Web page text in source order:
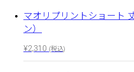
マオリプリントショート
ン）
¥2,310 (税込)